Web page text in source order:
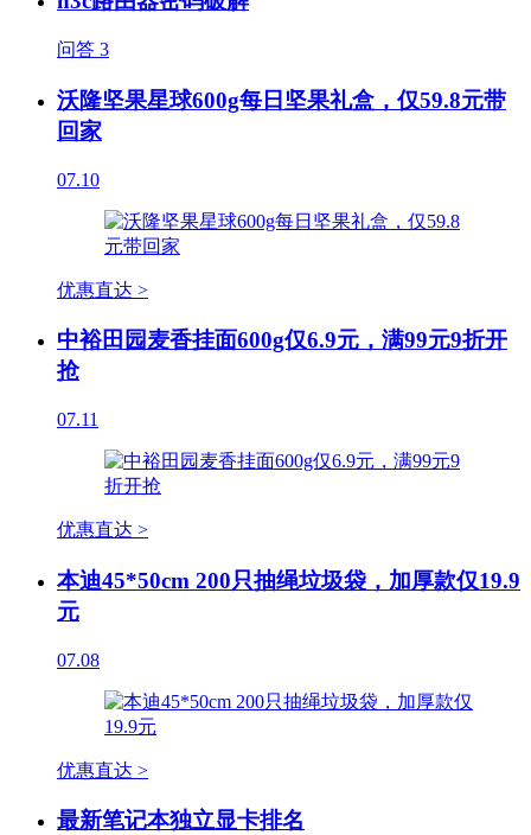
问答 3
沃隆坚果星球600g每日坚果礼盒，仅59.8元带
回家
07.10
优惠直达 >
中裕田园麦香挂面600g仅6.9元，满99元9折开
抢
07.11
优惠直达 >
本迪45*50cm 200只抽绳垃圾袋，加厚款仅19.9
元
07.08
优惠直达 >
最新笔记本独立显卡排名